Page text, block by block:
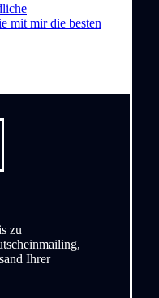
mit mir die besten
zu
Ihrer